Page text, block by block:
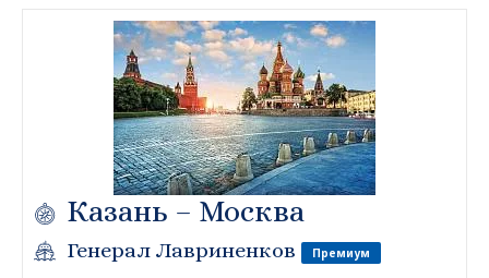
Казань – Москва
Генерал Лавриненков Премиум